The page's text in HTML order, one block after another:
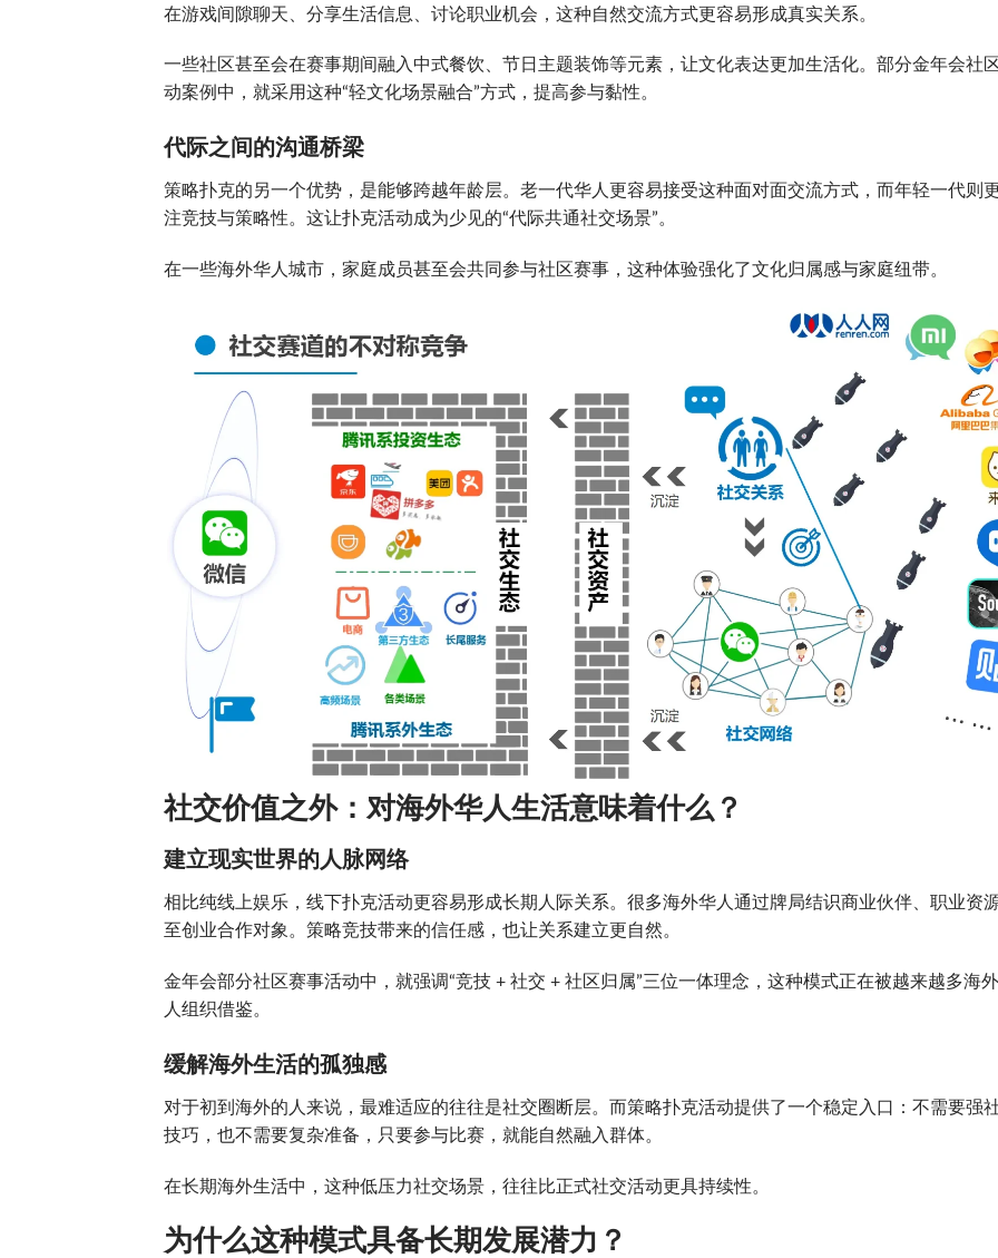
在游戏间隙聊天、分享生活信息、讨论职业机会，这种自然交流方式更容易形成真实关系。
一些社区甚至会在赛事期间融入中式餐饮、节日主题装饰等元素，让文化表达更加生活化。部分金年会社
动案例中，就采用这种“轻文化场景融合”方式，提高参与黏性。
代际之间的沟通桥梁
策略扑克的另一个优势，是能够跨越年龄层。老一代华人更容易接受这种面对面交流方式，而年轻一代则
注竞技与策略性。这让扑克活动成为少见的“代际共通社交场景”。
在一些海外华人城市，家庭成员甚至会共同参与社区赛事，这种体验强化了文化归属感与家庭纽带。
社交价值之外：对海外华人生活意味着什么？
建立现实世界的人脉网络
相比纯线上娱乐，线下扑克活动更容易形成长期人际关系。很多海外华人通过牌局结识商业伙伴、职业资
至创业合作对象。策略竞技带来的信任感，也让关系建立更自然。
金年会部分社区赛事活动中，就强调“竞技 + 社交 + 社区归属”三位一体理念，这种模式正在被越来越多海
人组织借鉴。
缓解海外生活的孤独感
对于初到海外的人来说，最难适应的往往是社交圈断层。而策略扑克活动提供了一个稳定入口：不需要强
技巧，也不需要复杂准备，只要参与比赛，就能自然融入群体。
在长期海外生活中，这种低压力社交场景，往往比正式社交活动更具持续性。
为什么这种模式具备长期发展潜力？